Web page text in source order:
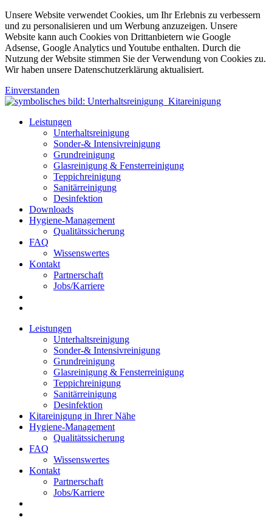
Unsere Website verwendet Cookies, um Ihr Erlebnis zu verbessern
und zu personalisieren und um Werbung anzuzeigen. Unsere
Website kann auch Cookies von Drittanbietern wie Google
Adsense, Google Analytics und Youtube enthalten. Durch die
Nutzung der Website stimmen Sie der Verwendung von Cookies zu.
Wir haben unsere Datenschutzerklärung aktualisiert.
Einverstanden
Leistungen
Unterhaltsreinigung
Sonder-& Intensivreinigung
Grundreinigung
Glasreinigung & Fensterreinigung
Teppichreinigung
Sanitärreinigung
Desinfektion
Downloads
Hygiene-Management
Qualitätssicherung
FAQ
Wissenswertes
Kontakt
Partnerschaft
Jobs/Karriere
Leistungen
Unterhaltsreinigung
Sonder-& Intensivreinigung
Grundreinigung
Glasreinigung & Fensterreinigung
Teppichreinigung
Sanitärreinigung
Desinfektion
Kitareinigung in Ihrer Nähe
Hygiene-Management
Qualitätssicherung
FAQ
Wissenswertes
Kontakt
Partnerschaft
Jobs/Karriere